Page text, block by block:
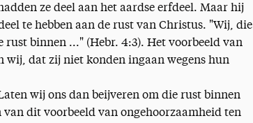
ze deel aan het aardse erfdeel. Maar hij
te hebben aan de rust van Christus. "Wij, die
binnen ..." (Hebr. 4:3). Het voorbeeld van
wij, dat zij niet konden ingaan wegens hun
wij ons dan beijveren om die rust binnen
dit voorbeeld van ongehoorzaamheid ten